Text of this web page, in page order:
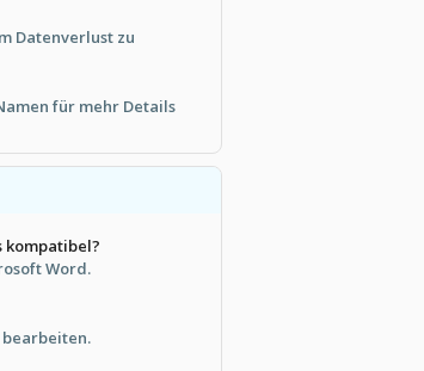
Datenverlust zu
für mehr Details
kompatibel?
Word.
bearbeiten.